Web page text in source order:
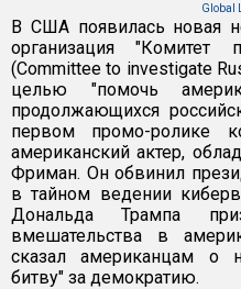
Global
В США появилась новая
организация "Комитет
(Committee to investigate
целью "помочь
продолжающихся
первом промо-ролике
американский актер,
Фриман. Он обвинил
в тайном ведении
Дональда Трампа
вмешательства в
сказал американцам о
битву" за демократию.